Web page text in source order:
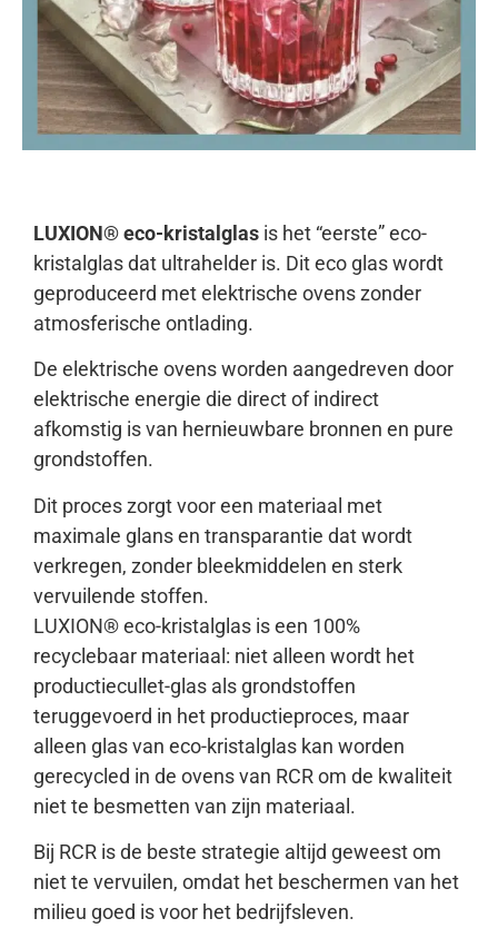
LUXION® eco-kristalglas is het “eerste” eco-
kristalglas dat ultrahelder is. Dit eco glas wordt
geproduceerd met elektrische ovens zonder
atmosferische ontlading.
De elektrische ovens worden aangedreven door
elektrische energie die direct of indirect
afkomstig is van hernieuwbare bronnen en pure
grondstoffen.
Dit proces zorgt voor een materiaal met
maximale glans en transparantie dat wordt
verkregen, zonder bleekmiddelen en sterk
vervuilende stoffen.
LUXION® eco-kristalglas is een 100%
recyclebaar materiaal: niet alleen wordt het
productiecullet-glas als grondstoffen
teruggevoerd in het productieproces, maar
alleen glas van eco-kristalglas kan worden
gerecycled in de ovens van RCR om de kwaliteit
niet te besmetten van zijn materiaal.
Bij RCR is de beste strategie altijd geweest om
niet te vervuilen, omdat het beschermen van het
milieu goed is voor het bedrijfsleven.